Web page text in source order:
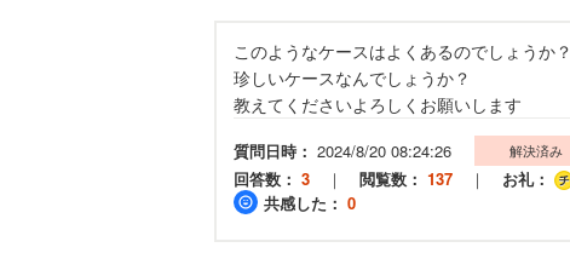
このようなケースはよくあるのでしょうか？
珍しいケースなんでしょうか？
教えてくださいよろしくお願いします
質問日時： 2024/8/20 08:24:26 解決済み
回答数： 3 ｜ 閲覧数： 137 ｜ お礼：
共感した： 0